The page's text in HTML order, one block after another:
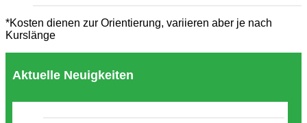
*Kosten dienen zur Orientierung, variieren aber je nach
Kurslänge
Aktuelle Neuigkeiten